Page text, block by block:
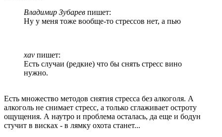
Владимир Зубарев пишет:
Ну у меня тоже вообще-то стрессов нет, а пью
xav пишет:
Есть случаи (редкие) что бы снять стресс вино
нужно.
Есть множество методов снятия стресса без алкоголя. А
алкоголь не снимает стресс, а только сглаживает остроту
ощущения. А наутро и проблема осталась, да еще и бодун
стучит в висках - в лямку охота станет...